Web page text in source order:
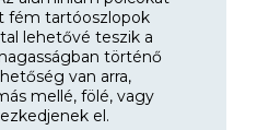
fém tartóoszlopok
lehetővé teszik a
történő
van arra,
mellé, fölé, vagy
el.